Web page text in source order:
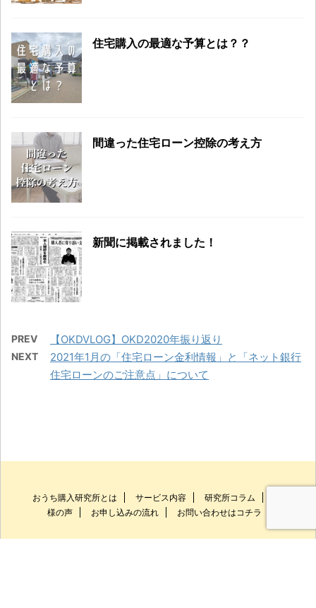
住宅購入の最適な予算とは？？
間違った住宅ローン控除の考え方
新聞に掲載されました！
PREV 【OKDVLOG】OKD2020年振り返り
NEXT
2021年1月の「住宅ローン金利情報」と「ネット銀行
住宅ローンのご注意点」について
おうち購入研究所とは サービス内容 研究所コラム
様の声
お申し込みの流れ お問い合わせはコチラ